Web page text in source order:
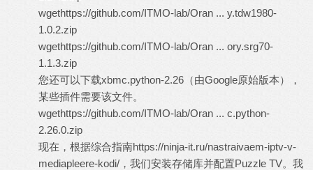
wgethttps://github.com/ITMO-lab/Oran ... y.tdw1980-
1.0.2.zip
wgethttps://github.com/ITMO-lab/Oran ... ory.srg70-
1.1.3.zip
您还可以下载xbmc.python-2.26（由Google原始版本），
某些插件需要该文件。
wgethttps://github.com/ITMO-lab/Oran ... c.python-
2.26.0.zip
现在，根据综合指南https://ninja-it.ru/nastraivaem-iptv-v-
mediapleere-kodi/，我们安装存储库并配置Puzzle TV。我